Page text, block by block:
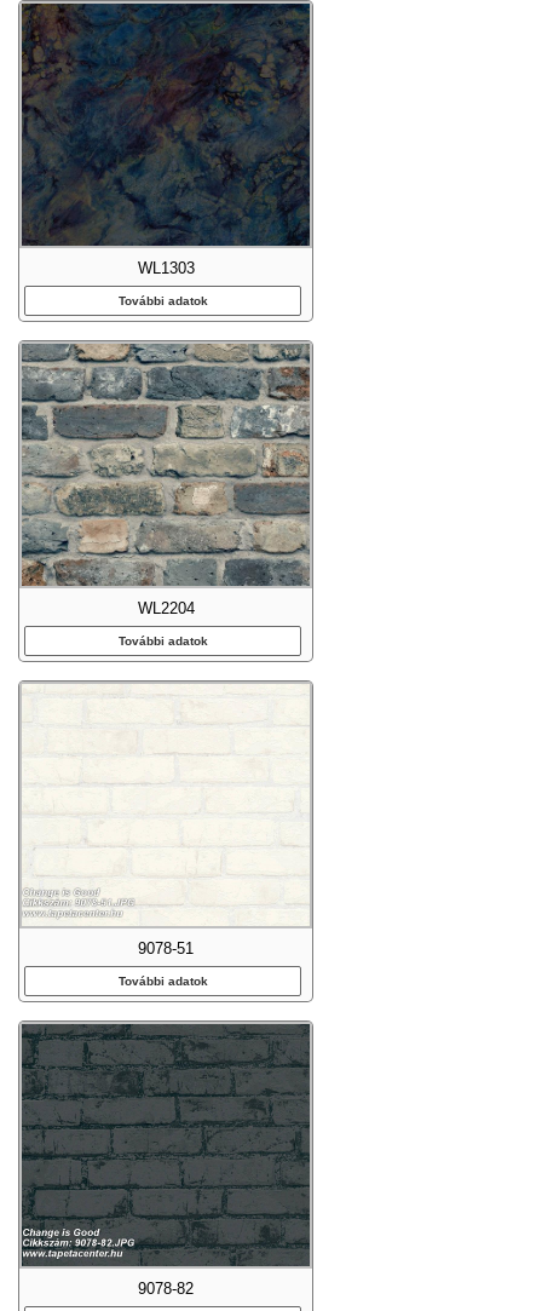
WL1303
További adatok
WL2204
További adatok
9078-51
További adatok
9078-82